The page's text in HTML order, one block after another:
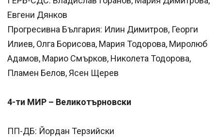
Евгени Дянков
Прогресивна България: Илин Димитров, Георги
Илиев, Олга Борисова, Мария Тодорова, Миролюб
Адамов, Марио Смърков, Николета Тодорова,
Пламен Белов, Ясен Щерев
4-ти МИР – Великотърновски
ПП-ДБ: Йордан Терзийски